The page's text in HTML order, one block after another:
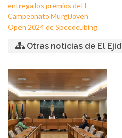
entrega los premios del I
Campeonato MurgiJoven
Open 2024 de Speedcubing
Otras noticias de El